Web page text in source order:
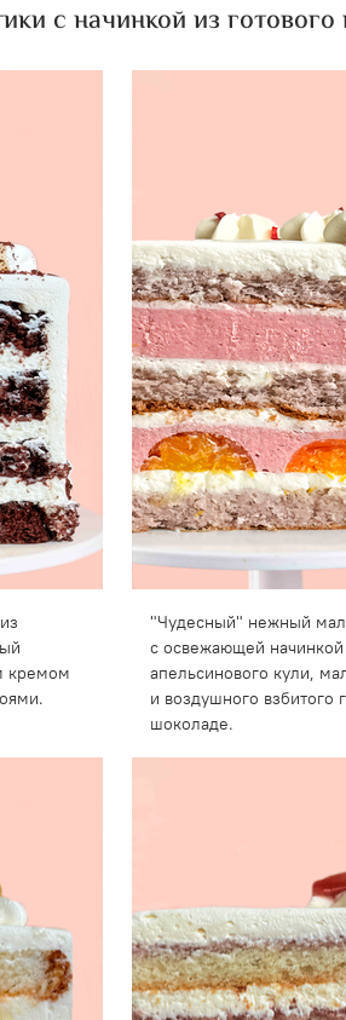
с начинкой из
кремом
"Чудесный" нежный
с освежающей начинкой
апельсинового кули,
и воздушного взбитого
шоколаде.